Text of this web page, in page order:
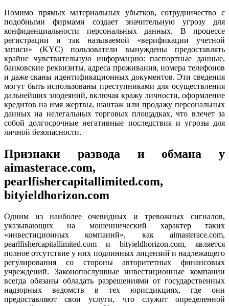
Помимо прямых материальных убытков, сотрудничество с
подобными фирмами создает значительную угрозу для
конфиденциальности персональных данных. В процессе
регистрации и так называемой «верификации учетной
записи» (KYC) пользователи вынуждены предоставлять
крайне чувствительную информацию: паспортные данные,
банковские реквизиты, адреса проживания, номера телефонов
и даже сканы идентификационных документов. Эти сведения
могут быть использованы преступниками для осуществления
дальнейших злодеяний, включая кражу личности, оформление
кредитов на имя жертвы, шантаж или продажу персональных
данных на нелегальных торговых площадках, что влечет за
собой долгосрочные негативные последствия и угрозы для
личной безопасности.
Признаки развода и обмана у
aimasterace.com,
pearlfishercapitallimited.com,
bityieldhorizon.com
Одним из наиболее очевидных и тревожных сигналов,
указывающих на мошеннический характер таких
«инвестиционных компаний», как aimasterace.com,
pearlfishercapitallimited.com и bityieldhorizon.com, является
полное отсутствие у них подлинных лицензий и надлежащего
регулирования со стороны авторитетных финансовых
учреждений. Законопослушные инвестиционные компании
всегда обязаны обладать разрешениями от государственных
надзорных ведомств в тех юрисдикциях, где они
предоставляют свои услуги, что служит определенной